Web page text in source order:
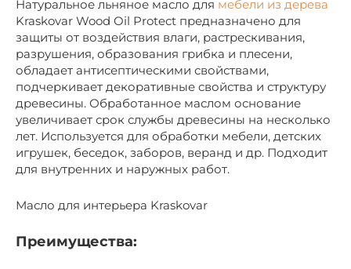
Натуральное льняное масло для мебели из дерева
Kraskovar Wood Oil Protect предназначено для
защиты от воздействия влаги, растрескивания,
разрушения, образования грибка и плесени,
обладает антисептическими свойствами,
подчеркивает декоративные свойства и структуру
древесины. Обработанное маслом основание
увеличивает срок службы древесины на несколько
лет. Используется для обработки мебели, детских
игрушек, беседок, заборов, веранд и др. Подходит
для внутренних и наружных работ.
Масло для интерьера Kraskovar
Преимущества: